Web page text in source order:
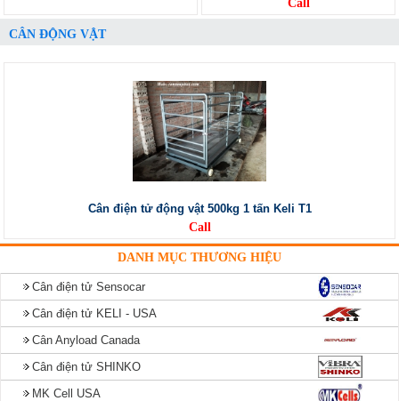
Call
CÂN ĐỘNG VẬT
Cân điện tử động vật 500kg 1 tấn Keli T1
Call
DANH MỤC THƯƠNG HIỆU
Cân điện tử Sensocar
Cân điện tử KELI - USA
Cân Anyload Canada
Cân điện tử SHINKO
MK Cell USA